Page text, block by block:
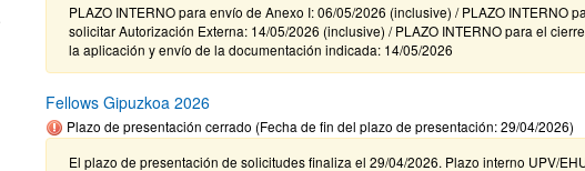
PLAZO INTERNO para envío de Anexo I: 06/05/2026 (inclusive) / PLAZO INTERNO
solicitar Autorización Externa: 14/05/2026 (inclusive) / PLAZO INTERNO para el
la aplicación y envío de la documentación indicada: 14/05/2026
Fellows Gipuzkoa 2026
Plazo de presentación cerrado (Fecha de fin del plazo de presentación: 29/04/2026)
El plazo de presentación de solicitudes finaliza el 29/04/2026. Plazo interno UPV/